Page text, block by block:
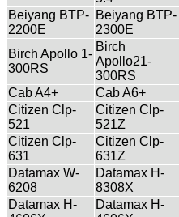
Beiyang BTP-
2200E
Beiyang BTP-
2300E
Birch Apollo 1-
300RS
Birch
Apollo21-
300RS
Cab A4+
Cab A6+
Citizen Clp-
521
Citizen Clp-
521Z
Citizen Clp-
631
Citizen Clp-
631Z
Datamax W-
6208
Datamax H-
8308X
Datamax H-
Datamax H-